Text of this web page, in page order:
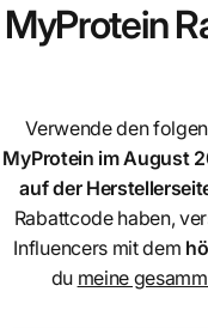
MyProtein
Verwende den
MyProtein im August
auf der
Rabattcode haben,
Influencers mit dem
du meine